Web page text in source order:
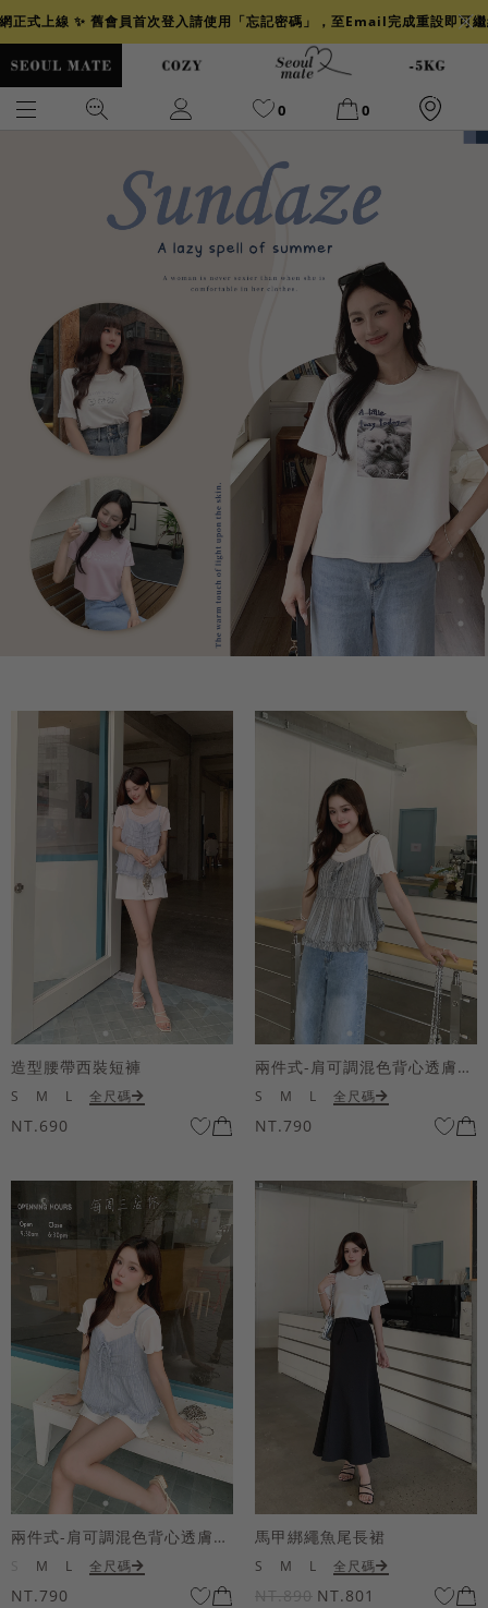
正式上線 ✨ 舊會員首次登入請使用「忘記密碼」，至Email完成重設即可
0 0
背心
透膚 小香 牛仔
襯衫 褲裙 冰感
涼感
造型腰帶西裝短褲
S M L 全尺碼
NT.690
兩件式-肩可調混色背心透膚上衣套組
S M L 全尺碼
NT.790
兩件式-肩可調混色背心透膚上衣套組
M L 全尺碼
NT.790
馬甲綁繩魚尾長裙
S M L 全尺碼
NT.890 NT.801